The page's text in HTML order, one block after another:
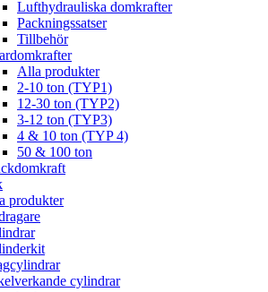
Lufthydrauliska domkrafter
Packningssatser
Tillbehör
Alla produkter
2-10 ton (TYP1)
12-30 ton (TYP2)
3-12 ton (TYP3)
4 & 10 ton (TYP 4)
50 & 100 ton
produkter
cylindrar